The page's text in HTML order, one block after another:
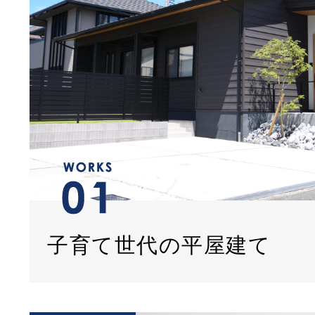
子育て世代の平屋建て